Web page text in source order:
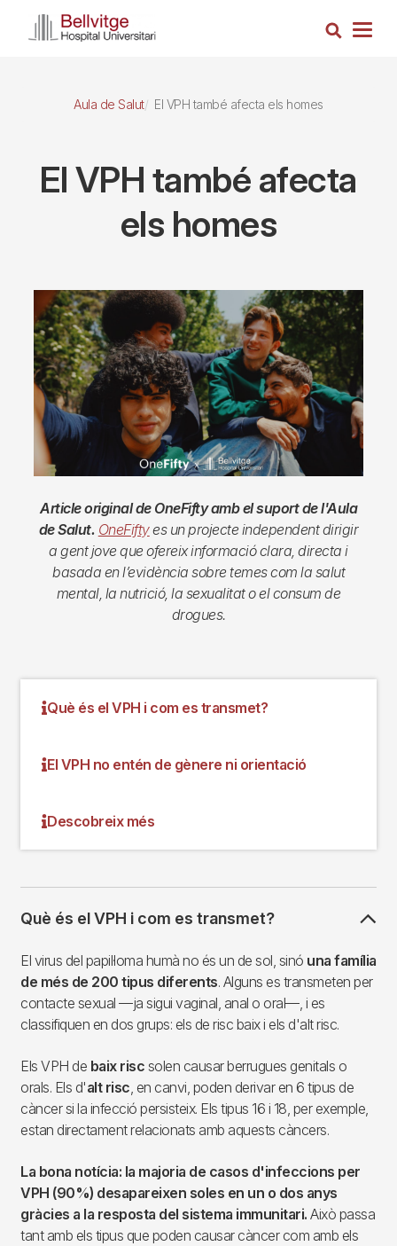
Cerca
Aula de Salut El VPH també afecta els homes
El VPH també afecta
els homes
Imagen
Article original de OneFifty amb el suport de l'Aula
de Salut. OneFiftyes un projecte independent dirigir
a gent jove que ofereix informació clara, directa i
basada en l’evidència sobre temes com la salut
mental, la nutrició, la sexualitat o el consum de
drogues.
Què és el VPH i com es transmet?
El VPH no entén de gènere ni orientació
Descobreix més
Què és el VPH i com es transmet?
El virus del papil·loma humà no és un de sol, sinó una família
de més de 200 tipus diferents. Alguns es transmeten per
contacte sexual —ja sigui vaginal, anal o oral—, i es
classifiquen en dos grups: els de risc baix i els d'alt risc.
Els VPH de baix risc solen causar berrugues genitals o
orals. Els d'alt risc , en canvi, poden derivar en 6 tipus de
càncer si la infecció persisteix. Els tipus 16 i 18, per exemple,
estan directament relacionats amb aquests càncers.
La bona notícia: la majoria de casos d'infeccions per
VPH (90%) desapareixen soles en un o dos anys
gràcies a la resposta del sistema immunitari. Això passa
tant amb els tipus que poden causar càncer com amb els